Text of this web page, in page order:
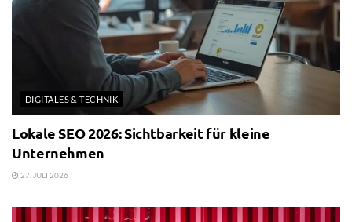
DIGITALES & TECHNIK
Lokale SEO 2026: Sichtbarkeit für kleine
Unternehmen
27. JULI 2026